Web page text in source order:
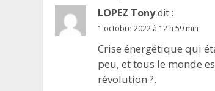
LOPEZ Tonydit :
1 octobre 2022 à 12 h 59 min
Crise énergétique qui
peu, et tous le monde
révolution ?.